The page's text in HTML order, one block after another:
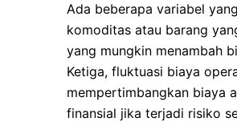
Ada beberapa variabel
komoditas atau barang
yang mungkin menambah
Ketiga, fluktuasi biaya
mempertimbangkan biaya
finansial jika terjadi risiko